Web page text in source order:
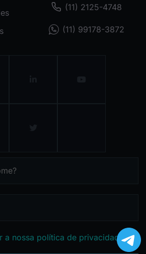
(11) 2125-4748
(11) 99178-3872
a nossa política de privacidade